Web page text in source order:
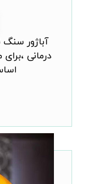
آباژور
درمانی